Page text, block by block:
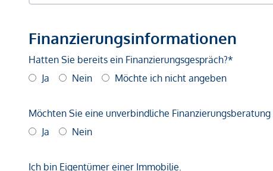
Finanzierungsinformationen
Hatten Sie bereits ein Finanzierungsgespräch?*
Ja
Nein Möchte ich nicht angeben
Möchten Sie eine unverbindliche
Ja
Nein
Ich bin Eigentümer einer Immobilie.